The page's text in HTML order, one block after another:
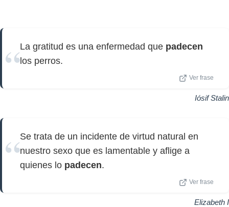
La gratitud es una enfermedad que padecen
los perros.
Ver frase
Iósif Stalin
Se trata de un incidente de virtud natural en
nuestro sexo que es lamentable y aflige a
quienes lo padecen.
Ver frase
Elizabeth I